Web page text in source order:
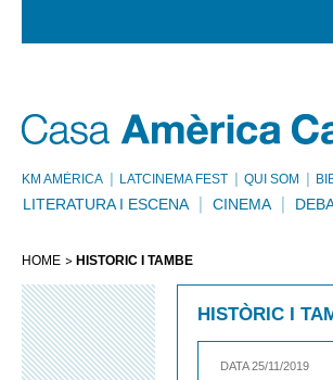
KM AMÈRICA LATCINEMA FEST QUI SOM
LITERATURA I ESCENA CINEMA
HOME HISTÒRIC I TAMBÉ
HISTÒRIC I
DATA 25/11/2019